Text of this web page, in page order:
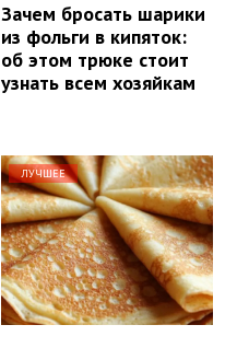
Зачем бросать шарики
из фольги в кипяток:
об этом трюке стоит
узнать всем хозяйкам
ЛУЧШЕЕ